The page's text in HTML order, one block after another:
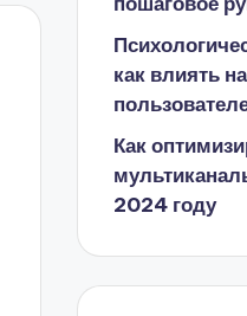
как влиять
Как
2024 году